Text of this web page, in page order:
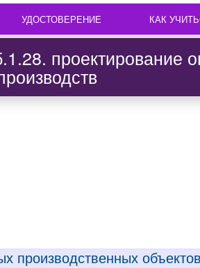
УДОСТОВЕРЕНИЕ КАК
проектирование
производственных